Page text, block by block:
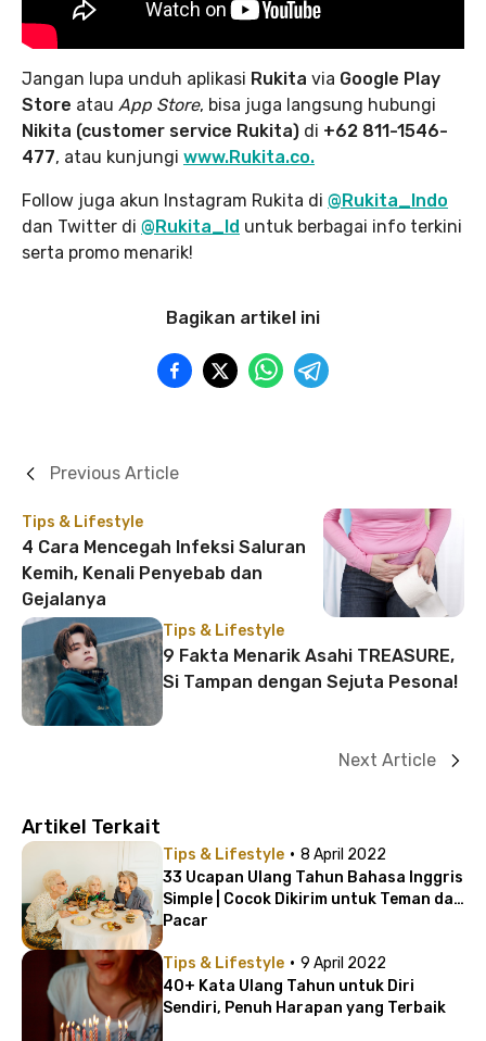
Jangan lupa unduh aplikasi Rukita via Google Play
Store atau App Store, bisa juga langsung hubungi
Nikita (customer service Rukita) di +62 811-1546-
477, atau kunjungi www.Rukita.co.
Follow juga akun Instagram Rukita di @Rukita_Indo
dan Twitter di @Rukita_Id untuk berbagai info terkini
serta promo menarik!
Bagikan artikel ini
Tips & Lifestyle
4 Cara Mencegah Infeksi Saluran
Kemih, Kenali Penyebab dan
Gejalanya
Previous Article
Tips & Lifestyle
9 Fakta Menarik Asahi TREASURE,
Si Tampan dengan Sejuta Pesona!
Next Article
Artikel Terkait
Tips & Lifestyle · 8 April 2022
33 Ucapan Ulang Tahun Bahasa Inggris
Simple | Cocok Dikirim untuk Teman dan
Pacar
Tips & Lifestyle · 9 April 2022
40+ Kata Ulang Tahun untuk Diri
Sendiri, Penuh Harapan yang Terbaik